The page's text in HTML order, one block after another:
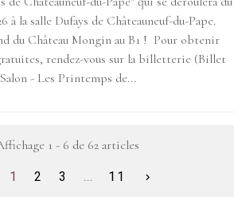
à la salle Dufays de Châteauneuf-du-Pape.
du Château Mongin au B1 ! Pour obtenir
rendez-vous sur la billetterie (Billet
Salon - Les Printemps de...
1 - 6 de 62 articles
1 2 3 ... 11 